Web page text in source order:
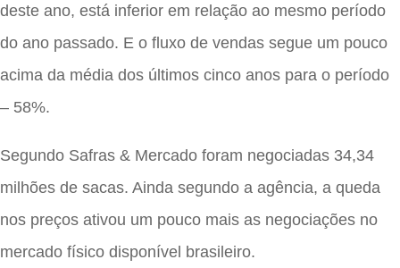
deste ano, está inferior em relação ao mesmo período
do ano passado. E o fluxo de vendas segue um pouco
acima da média dos últimos cinco anos para o período
– 58%.
Segundo Safras & Mercado foram negociadas 34,34
milhões de sacas. Ainda segundo a agência, a queda
nos preços ativou um pouco mais as negociações no
mercado físico disponível brasileiro.